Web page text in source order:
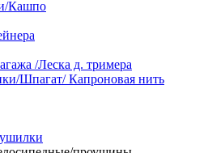
Кашпо
/Леска д. тримера
Шпагат/ Капроновая нить